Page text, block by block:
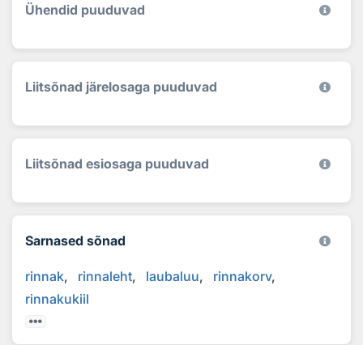
Ühendid puuduvad
Liitsõnad järelosaga puuduvad
Liitsõnad esiosaga puuduvad
Sarnased sõnad
rinnak rinnaleht laubaluu
rinnakorv
rinnakukiil